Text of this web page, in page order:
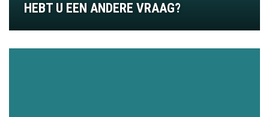
HEBT U EEN ANDERE VRAAG?